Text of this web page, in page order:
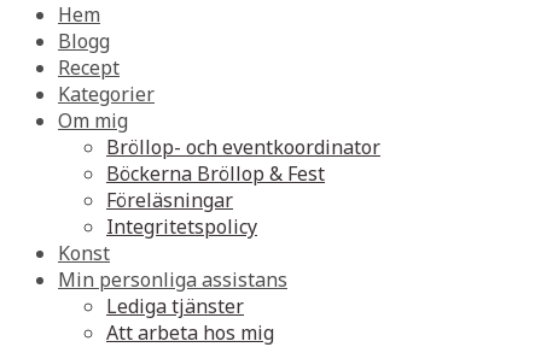
Hem
Blogg
Recept
Kategorier
Om mig
Bröllop- och eventkoordinator
Böckerna Bröllop & Fest
Föreläsningar
Integritetspolicy
Konst
Min personliga assistans
Lediga tjänster
Att arbeta hos mig